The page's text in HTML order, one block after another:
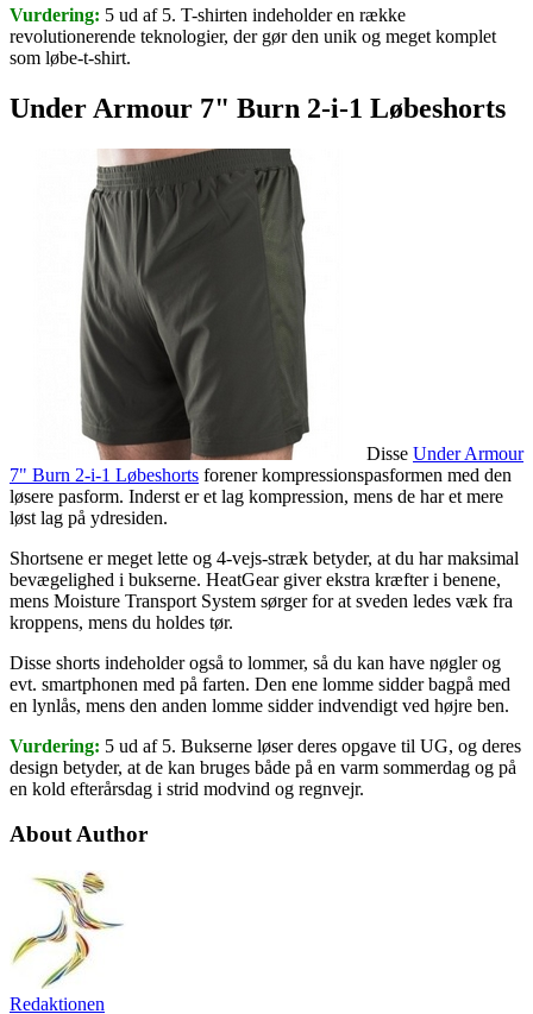
Vurdering: 5 ud af 5. T-shirten indeholder en række
revolutionerende teknologier, der gør den unik og meget komplet
som løbe-t-shirt.
Under Armour 7" Burn 2-i-1 Løbeshorts
Disse Under Armour
7" Burn 2-i-1 Løbeshorts forener kompressionspasformen med den
løsere pasform. Inderst er et lag kompression, mens de har et mere
løst lag på ydresiden.
Shortsene er meget lette og 4-vejs-stræk betyder, at du har maksimal
bevægelighed i bukserne. HeatGear giver ekstra kræfter i benene,
mens Moisture Transport System sørger for at sveden ledes væk fra
kroppens, mens du holdes tør.
Disse shorts indeholder også to lommer, så du kan have nøgler og
evt. smartphonen med på farten. Den ene lomme sidder bagpå med
en lynlås, mens den anden lomme sidder indvendigt ved højre ben.
Vurdering: 5 ud af 5. Bukserne løser deres opgave til UG, og deres
design betyder, at de kan bruges både på en varm sommerdag og på
en kold efterårsdag i strid modvind og regnvejr.
About Author
Redaktionen